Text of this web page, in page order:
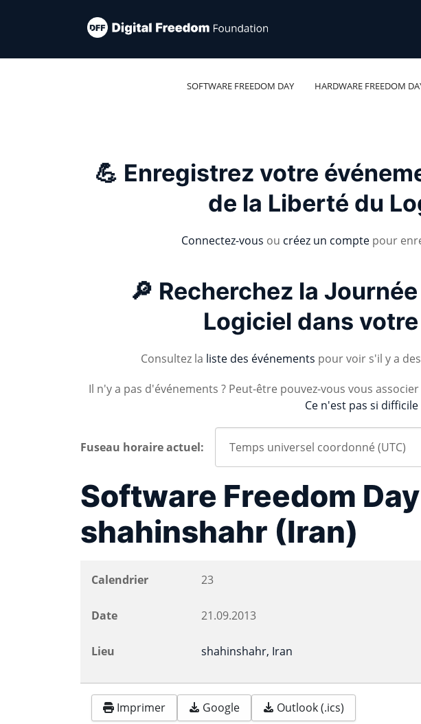
SOFTWARE FREEDOM DAY HARDWARE FREEDOM
💪 Enregistrez votre
de la Liberté du
Connectez-vous ou créez un comptepour
🔎 Recherchez la
Logiciel dans
Consultez la liste des événements pour voir s'il y a
Il n'y a pas d'événements ? Peut-être pouvez-vous vous
Ce n'est pas si difficile
Fuseau horaire actuel:
Software Freedom
shahinshahr (Iran)
Calendrier 23
Date 21.09.2013
Lieu shahinshahr, Iran
Imprimer Google Outlook (.ics)